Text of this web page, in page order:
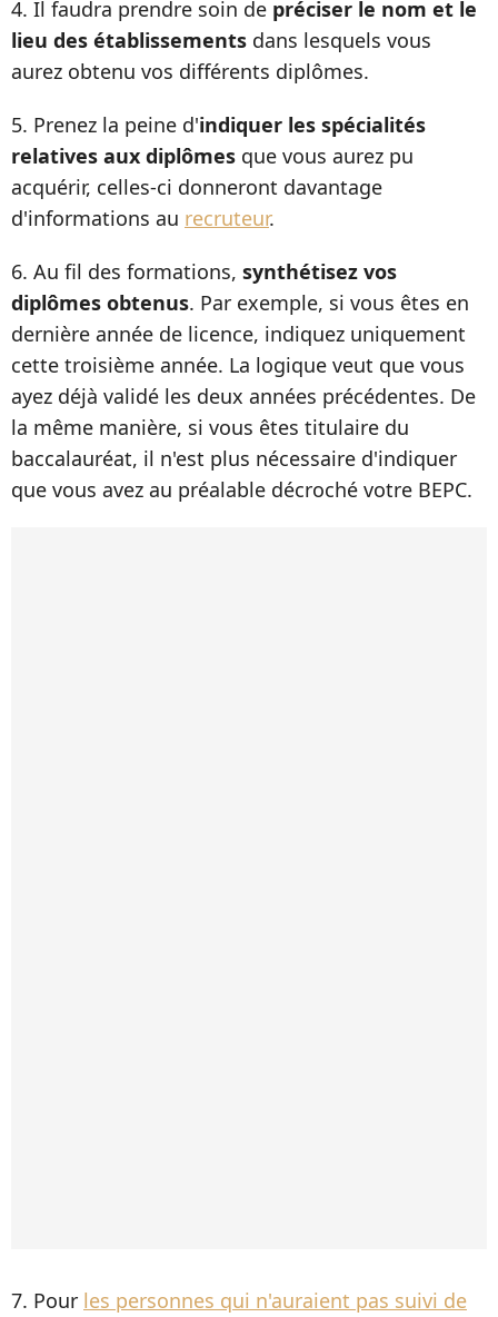
4. Il faudra prendre soin de préciser le nom et le
lieu des établissements dans lesquels vous
aurez obtenu vos différents diplômes.
5. Prenez la peine d'indiquer les spécialités
relatives aux diplômes que vous aurez pu
acquérir, celles-ci donneront davantage
d'informations au recruteur.
6. Au fil des formations, synthétisez vos
diplômes obtenus. Par exemple, si vous êtes en
dernière année de licence, indiquez uniquement
cette troisième année. La logique veut que vous
ayez déjà validé les deux années précédentes. De
la même manière, si vous êtes titulaire du
baccalauréat, il n'est plus nécessaire d'indiquer
que vous avez au préalable décroché votre BEPC.
7. Pour les personnes qui n'auraient pas suivi de